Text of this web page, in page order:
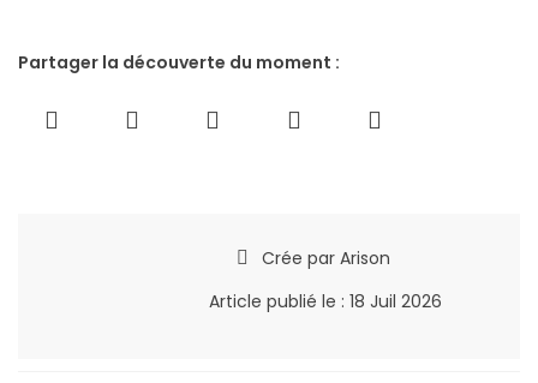
Partager la découverte du moment :
Crée parArison
Article publié le : 18 Juil 2026